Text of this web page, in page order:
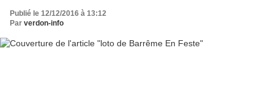
Publié le 12/12/2016 à 13:12
Par verdon-info